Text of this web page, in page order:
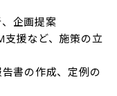
企画提案
援など、施策の立
書の作成、定例の